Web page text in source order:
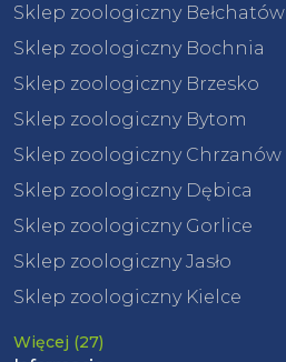
Sklep zoologiczny Bełchatów
Sklep zoologiczny Bochnia
Sklep zoologiczny Brzesko
Sklep zoologiczny Bytom
Sklep zoologiczny Chrzanów
Sklep zoologiczny Dębica
Sklep zoologiczny Gorlice
Sklep zoologiczny Jasło
Sklep zoologiczny Kielce
Więcej (27)